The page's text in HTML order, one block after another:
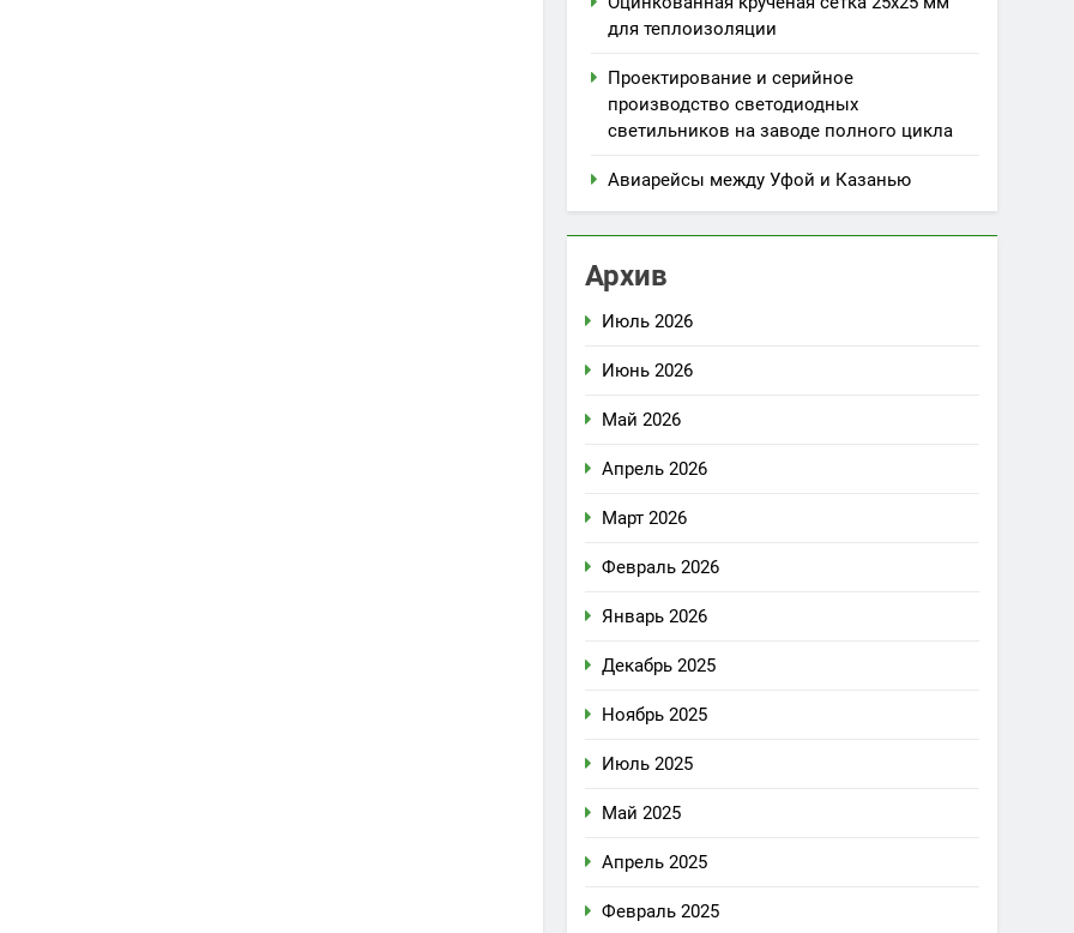
для теплоизоляции
Проектирование и серийное
производство светодиодных
светильников на заводе полного цикла
Авиарейсы между Уфой и Казанью
Архив
Июль 2026
Июнь 2026
Май 2026
Апрель 2026
Март 2026
Февраль 2026
Январь 2026
Декабрь 2025
Ноябрь 2025
Июль 2025
Май 2025
Апрель 2025
Февраль 2025